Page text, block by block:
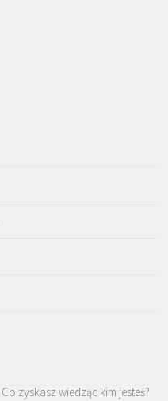
Co zyskasz wiedząc kim jesteś?